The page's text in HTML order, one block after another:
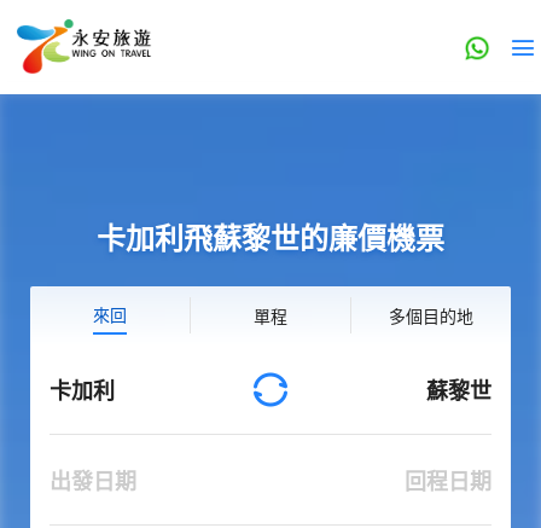
卡加利飛蘇黎世的廉價機票
來回 單程 多個目的地
卡加利 蘇黎世
出發日期 回程日期